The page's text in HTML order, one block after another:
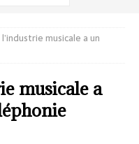
musicale a un
musicale a